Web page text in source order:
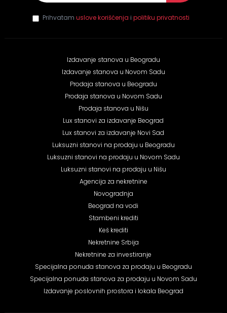
Prihvatam uslove korišćenja i politiku privatnosti
Izdavanje stanova u Beogradu
Izdavanje stanova u Novom Sadu
Prodaja stanova u Beogradu
Prodaja stanova u Novom Sadu
Prodaja stanova u Nišu
Lux stanovi za izdavanje Beograd
Lux stanovi za izdavanje Novi Sad
Luksuzni stanovi na prodaju u Beogradu
Luksuzni stanovi na prodaju u Novom Sadu
Luksuzni stanovi na prodaju u Nišu
Agencija za nekretnine
Novogradnja
Beograd na vodi
Stambeni krediti
Keš krediti
Nekretnine Srbija
Nekretnine za investiranje
Specijalna ponuda stanova za prodaju u Beogradu
Specijalna ponuda stanova za prodaju u Novom Sadu
Izdavanje poslovnih prostora i lokala Beograd